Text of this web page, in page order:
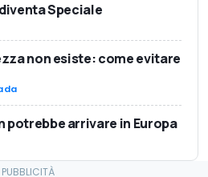
Speciale
non esiste: come evitare
potrebbe arrivare in Europa